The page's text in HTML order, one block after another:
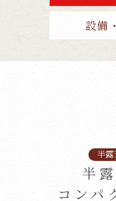
設備
半
半
コンパ